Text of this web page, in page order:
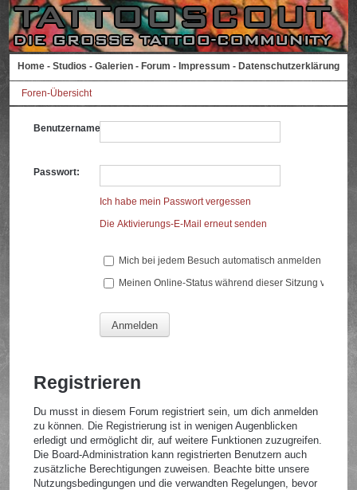
Home - Studios - Galerien - Forum - Impressum - Datenschutzerklärung
Foren-Übersicht
Benutzername:
Passwort:
Ich habe mein Passwort vergessen
Die Aktivierungs-E-Mail erneut senden
Mich bei jedem Besuch automatisch anmelden
Meinen Online-Status während dieser Sitzung
Registrieren
Du musst in diesem Forum registriert sein, um dich anmelden
zu können. Die Registrierung ist in wenigen Augenblicken
erledigt und ermöglicht dir, auf weitere Funktionen zuzugreifen.
Die Board-Administration kann registrierten Benutzern auch
zusätzliche Berechtigungen zuweisen. Beachte bitte unsere
Nutzungsbedingungen und die verwandten Regelungen, bevor